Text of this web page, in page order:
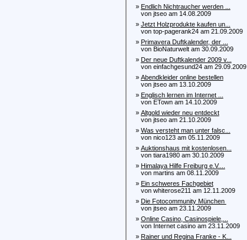
» Endlich Nichtraucher werden ...
von jtseo am 14.08.2009
» Jetzt Holzprodukte kaufen un...
von top-pagerank24 am 21.09.2009
» Primavera Duftkalender, der ...
von BioNaturwelt am 30.09.2009
» Der neue Duftkalender 2009 v...
von einfachgesund24 am 29.09.2009
» Abendkleider online bestellen
von jtseo am 13.10.2009
» Englisch lernen im Internet ...
von ETown am 14.10.2009
» Altgold wieder neu entdeckt
von jtseo am 21.10.2009
» Was versteht man unter falsc...
von nico123 am 05.11.2009
» Auktionshaus mit kostenlosen...
von tiara1980 am 30.10.2009
» Himalaya Hilfe Freiburg e.V....
von martins am 08.11.2009
» Ein schweres Fachgebiet
von whiterose211 am 12.11.2009
» Die Fotocommunity München
von jtseo am 23.11.2009
» Online Casino, Casinospiele,...
von Internet casino am 23.11.2009
» Rainer und Regina Franke - K...